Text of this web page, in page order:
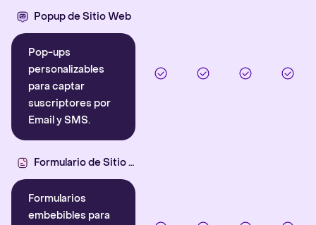
Popup de Sitio Web
Pop-ups
personalizables
para captar
suscriptores por
Email y SMS.
Formulario de Sitio Web
Formularios
embebibles para